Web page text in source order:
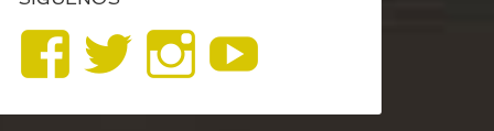
Ver
perfil
Ver
perfil
Ver
perfil